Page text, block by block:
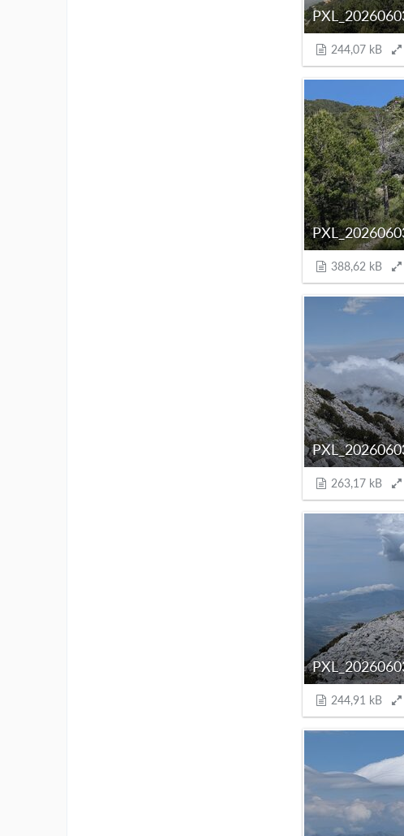
244,07 kB
388,62 kB
263,17 kB
244,91 kB